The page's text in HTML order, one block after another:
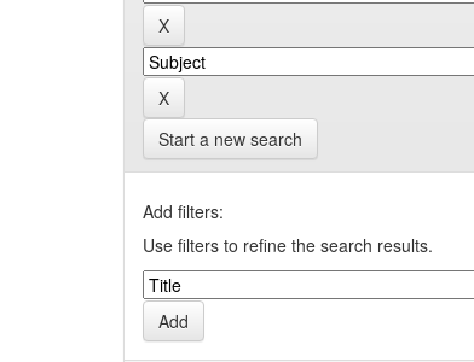
Start a new search
Add filters:
Use filters to refine the search results.